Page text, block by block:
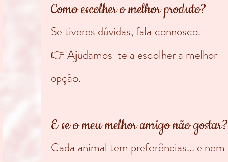
Como escolher o melhor produto?
Se tiveres dúvidas, fala connosco.
👉 Ajudamos-te a escolher a melhor
opção.
E se o meu melhor amigo não gostar?
Cada animal tem preferências... e nem